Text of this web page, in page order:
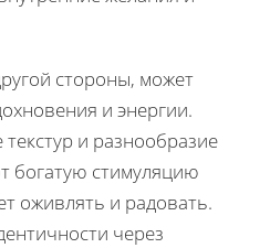
стороны, может
и энергии.
и разнообразие
богатую стимуляцию
оживлять и радовать.
через